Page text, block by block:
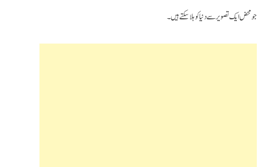
جو محض ایک تصویر سے دنیا کو ہلا سکتے ہیں۔